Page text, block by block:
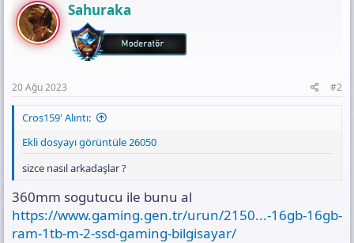
Sahuraka
20 Ağu 2023 #2
Cros159' Alıntı:
Ekli dosyayı görüntüle 26050
sizce nasıl arkadaşlar ?
360mm sogutucu ile bunu al
https://www.gaming.gen.tr/urun/2150...-16gb-16gb-
ram-1tb-m-2-ssd-gaming-bilgisayar/